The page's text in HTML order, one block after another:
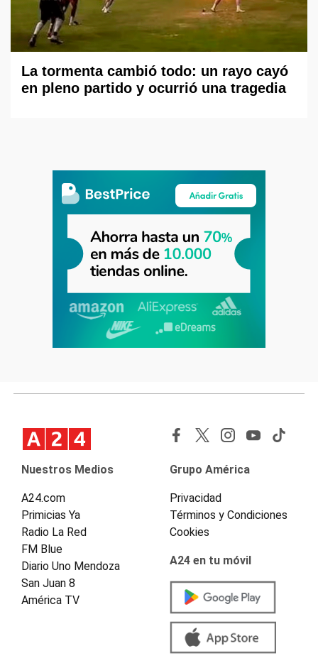
La tormenta cambió todo: un rayo cayó
en pleno partido y ocurrió una tragedia
Nuestros Medios
A24.com
Primicias Ya
Radio La Red
FM Blue
Diario Uno Mendoza
San Juan 8
América TV
Grupo América
Privacidad
Términos y Condiciones
Cookies
A24 en tu móvil